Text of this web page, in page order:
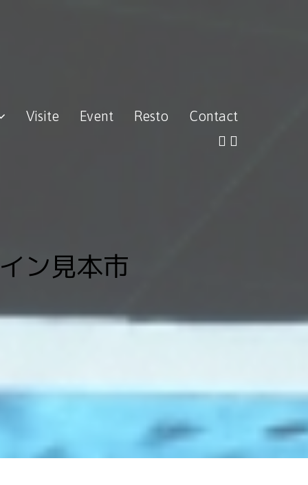
Visite Event Resto Contact
ン見本市